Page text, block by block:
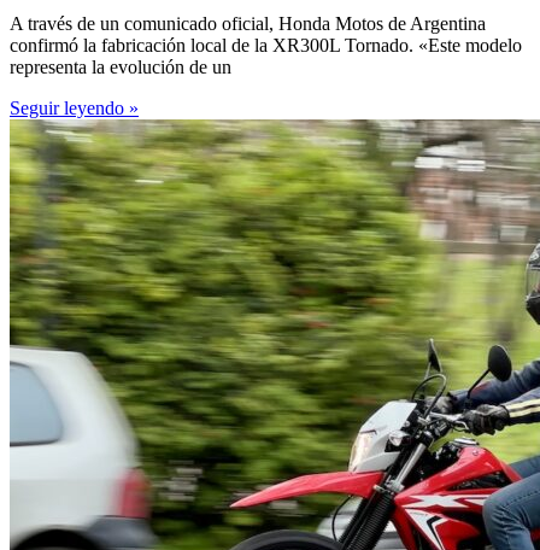
A través de un comunicado oficial, Honda Motos de Argentina
confirmó la fabricación local de la XR300L Tornado. «Este modelo
representa la evolución de un
Seguir leyendo »